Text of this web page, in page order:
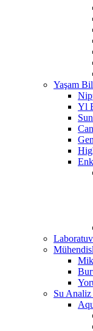
Yaşam
Yl
Su Analiz